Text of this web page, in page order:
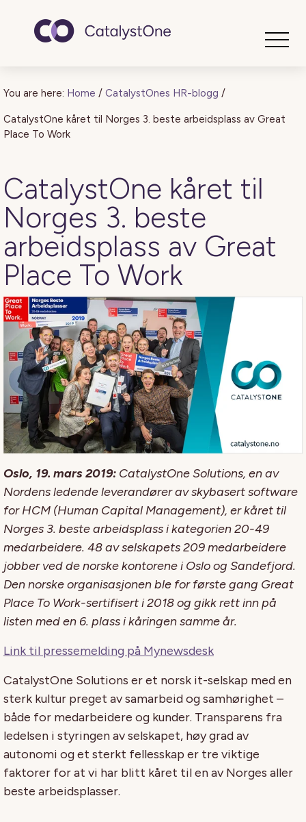
You are here: Home / CatalystOnes HR-blogg /
CatalystOne kåret til Norges 3. beste arbeidsplass av Great
Place To Work
CatalystOne kåret til
Norges 3. beste
arbeidsplass av Great
Place To Work
Oslo, 19. mars 2019: CatalystOne Solutions, en av
Nordens ledende leverandører av skybasert software
for HCM (Human Capital Management), er kåret til
Norges 3. beste arbeidsplass i kategorien 20-49
medarbeidere. 48 av selskapets 209 medarbeidere
jobber ved de norske kontorene i Oslo og Sandefjord.
Den norske organisasjonen ble for første gang Great
Place To Work-sertifisert i 2018 og gikk rett inn på
listen med en 6. plass i kåringen samme år.
Link til pressemelding på Mynewsdesk
CatalystOne Solutions er et norsk it-selskap med en
sterk kultur preget av samarbeid og samhørighet –
både for medarbeidere og kunder. Transparens fra
ledelsen i styringen av selskapet, høy grad av
autonomi og et sterkt fellesskap er tre viktige
faktorer for at vi har blitt kåret til en av Norges aller
beste arbeidsplasser.